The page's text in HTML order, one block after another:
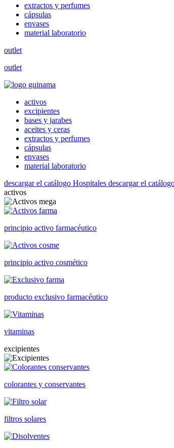
extractos y perfumes
cápsulas
envases
material laboratorio
outlet
outlet
activos
excipientes
bases y jarabes
aceites y ceras
extractos y perfumes
cápsulas
envases
material laboratorio
descargar el catálogo Hospitales descargar el
activos
principio activo farmacéutico
principio activo cosmético
producto exclusivo farmacéutico
vitaminas
excipientes
colorantes y conservantes
filtros solares